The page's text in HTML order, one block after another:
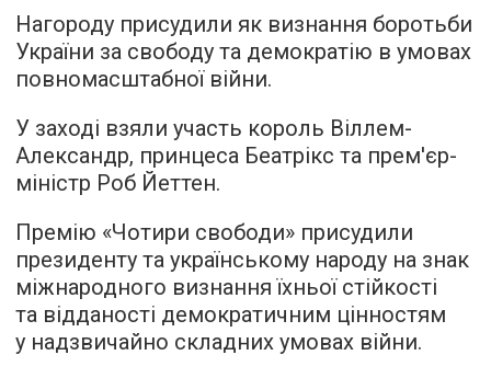
Нагороду присудили як визнання боротьби
України за свободу та демократію в умовах
повномасштабної війни.
У заході взяли участь король Віллем-
Александр, принцеса Беатрікс та прем'єр-
міністр Роб Йеттен.
Премію «Чотири свободи» присудили
президенту та українському народу на знак
міжнародного визнання їхньої стійкості
та відданості демократичним цінностям
у надзвичайно складних умовах війни.